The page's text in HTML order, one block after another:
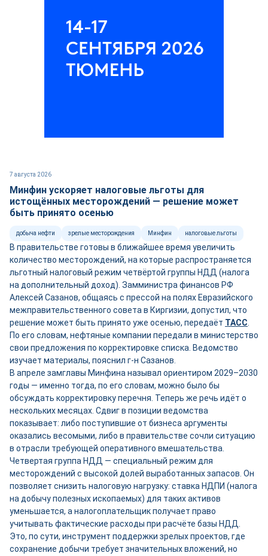
7 августа 2026
Минфин ускоряет налоговые льготы для
истощённых месторождений — решение может
быть принято осенью
добыча нефти зрелые месторождения Минфин налоговые льготы
В правительстве готовы в ближайшее время увеличить
количество месторождений, на которые распространяется
льготный налоговый режим четвёртой группы НДД (налога
на дополнительный доход). Замминистра финансов РФ
Алексей Сазанов, общаясь с прессой на полях Евразийского
межправительственного совета в Киргизии, допустил, что
решение может быть принято уже осенью, передаёт ТАСС
По его словам, нефтяные компании передали в министерство
свои предложения по корректировке списка. Ведомство
изучает материалы, пояснил г-н Сазанов.
В апреле замглавы Минфина называл ориентиром 2029–2030
годы — именно тогда, по его словам, можно было бы
обсуждать корректировку перечня. Теперь же речь идёт о
нескольких месяцах. Сдвиг в позиции ведомства
показывает: либо поступившие от бизнеса аргументы
оказались весомыми, либо в правительстве сочли ситуацию
в отрасли требующей оперативного вмешательства.
Четвертая группа НДД — специальный режим для
месторождений с высокой долей выработанных запасов. Он
позволяет снизить налоговую нагрузку: ставка НДПИ (налога
на добычу полезных ископаемых) для таких активов
уменьшается, а налогоплательщик получает право
учитывать фактические расходы при расчёте базы НДД.
Это, по сути, инструмент поддержки зрелых проектов, где
сохранение добычи требует значительных вложений, но